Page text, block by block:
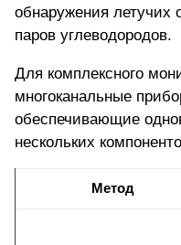
обнаружения летучих
паров углеводородов.
Для комплексного
многоканальные
обеспечивающие
нескольких
Метод